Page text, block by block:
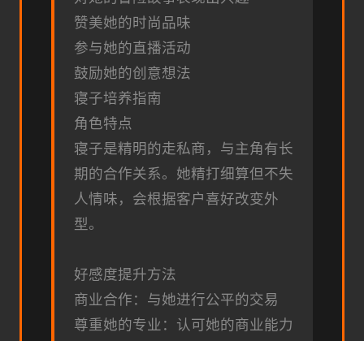
赞美她的时尚品味
参与她的直播活动
鼓励她的创意想法
寝子培养指南
角色特点
寝子是精明的走私商，与主角有长
期的合作关系。她精打细算但不失
人情味，会根据客户喜好改变外
型。
好感度提升方法
商业合作：与她进行公平的交易
尊重她的专业：认可她的商业能力